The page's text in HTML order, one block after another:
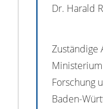
Dr. Harald
Zuständige
Forschung
Baden-